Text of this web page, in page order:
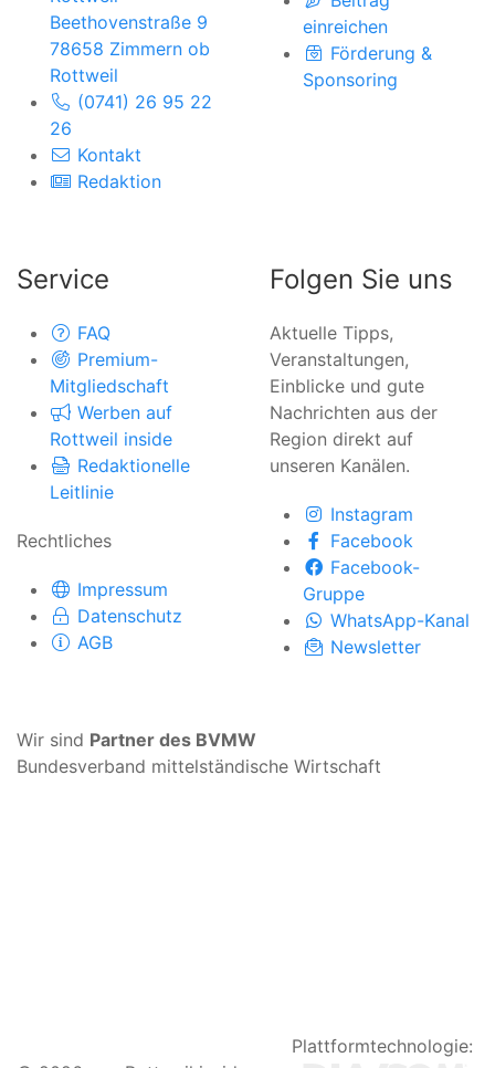
Beethovenstraße 9
78658 Zimmern ob
Rottweil
(0741) 26 95 22
26
Kontakt
Redaktion
einreichen
Förderung &
Sponsoring
Service
FAQ
Premium-
Mitgliedschaft
Werben auf
Rottweil inside
Redaktionelle
Leitlinie
Rechtliches
Impressum
Datenschutz
AGB
Folgen Sie uns
Aktuelle Tipps,
Veranstaltungen,
Einblicke und gute
Nachrichten aus der
Region direkt auf
unseren Kanälen.
Instagram
Facebook
Facebook-
Gruppe
WhatsApp-Kanal
Newsletter
Wir sind Partner des BVMW
Bundesverband mittelständische Wirtschaft
Plattformtechnologie: